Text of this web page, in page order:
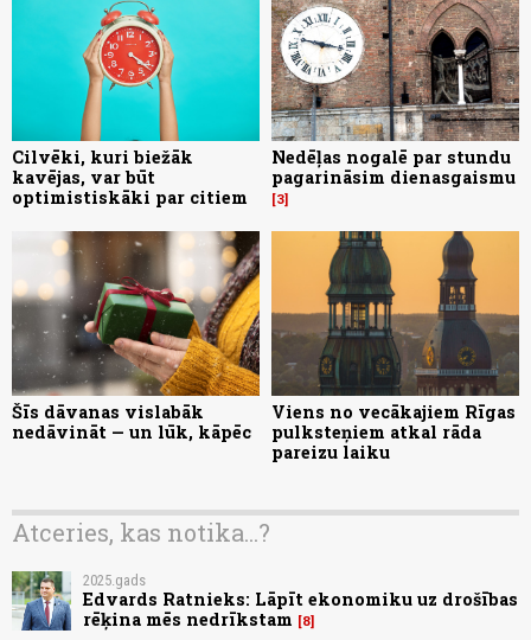
Cilvēki, kuri biežāk
kavējas, var būt
optimistiskāki par citiem
Nedēļas nogalē par stundu
pagarināsim dienasgaismu
3
Šīs dāvanas vislabāk
nedāvināt — un lūk, kāpēc
Viens no vecākajiem Rīgas
pulksteņiem atkal rāda
pareizu laiku
Atceries, kas notika...?
2025.gads
Edvards Ratnieks: Lāpīt ekonomiku uz drošības
rēķina mēs nedrīkstam
8